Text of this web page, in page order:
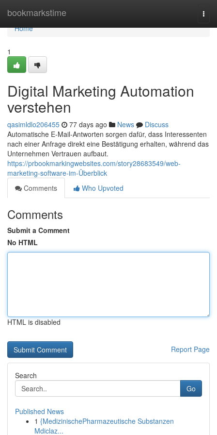
bookmarkstime
Home
Home
1
Digital Marketing Automation
verstehen
qasimldlo206455 77 days ago News
Discuss
Automatische E-Mail-Antworten sorgen dafür, dass Interessenten
nach einer Anfrage direkt eine Bestätigung erhalten, während das
Unternehmen Vertrauen aufbaut.
https://prbookmarkingwebsites.com/story28683549/web-
marketing-software-im-Überblick
Comments
Who Upvoted
Comments
Submit a Comment
No HTML
HTML is disabled
Report Page
Search
Go
Published News
1 {MedizinischePharmazeutische Substanzen
Mdiclaz...